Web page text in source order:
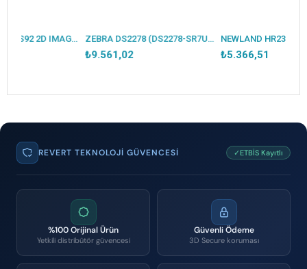
PERKON TIGER CS92 2D IMAGER / KAREKOD KABLOSUZ USB BARKOD OKUYUCU + STAND ZEBRA DS2278 (DS2278-SR7U2100PRW) 2D KABLOSUZ USB BARKOD OKUYUCU+ CRADLE
₺9.561,02 ₺5.366,51
REVERT TEKNOLOJI GÜVENCESI ✓ETBİS Kayıtlı
%100 Orijinal Ürün
Yetkili distribütör güvencesi
Güvenli Ödeme
3D Secure koruması